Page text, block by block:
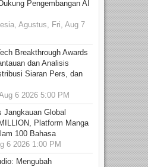
Pengembangan AI
Agustus, Fri, Aug 7
Breakthrough Awards
dan Analisis
Siaran Pers, dan
6 2026 5:00 PM
Jangkauan Global
Platform Manga
100 Bahasa
6 2026 1:00 PM
Mengubah